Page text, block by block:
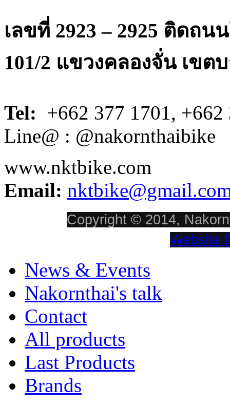
เลขที่ 2923 – 2925 ติดถ
101/2 แขวงคลองจั่น เขต
Tel: +662 377 1701,
Line@ : @nakornthaibike
www.nktbike.com
Email:
Copyright © 2014,
Website
News & Events
Nakornthai's talk
Contact
All products
Last Products
Brands